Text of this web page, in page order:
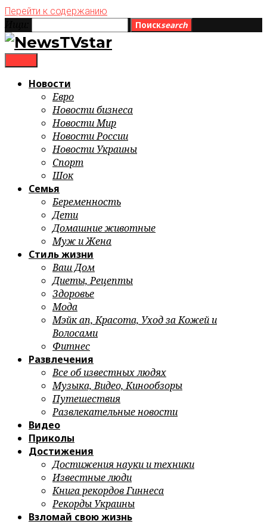
Перейти к содержанию
Поискsearch
Новости
Евро
Новости бизнеса
Новости Мир
Новости России
Новости Украины
Спорт
Шок
Семья
Беременность
Дети
Домашние животные
Муж и Жена
Стиль жизни
Ваш Дом
Диеты, Рецепты
Здоровье
Мода
Мэйк ап, Красота, Уход за Кожей и
Волосами
Фитнес
Развлечения
Все об известных людях
Музыка, Видео, Кинообзоры
Путешествия
Развлекательные новости
Видео
Приколы
Достижения
Достижения науки и техники
Известные люди
Книга рекордов Гиннеса
Рекорды Украины
Взломай свою жизнь